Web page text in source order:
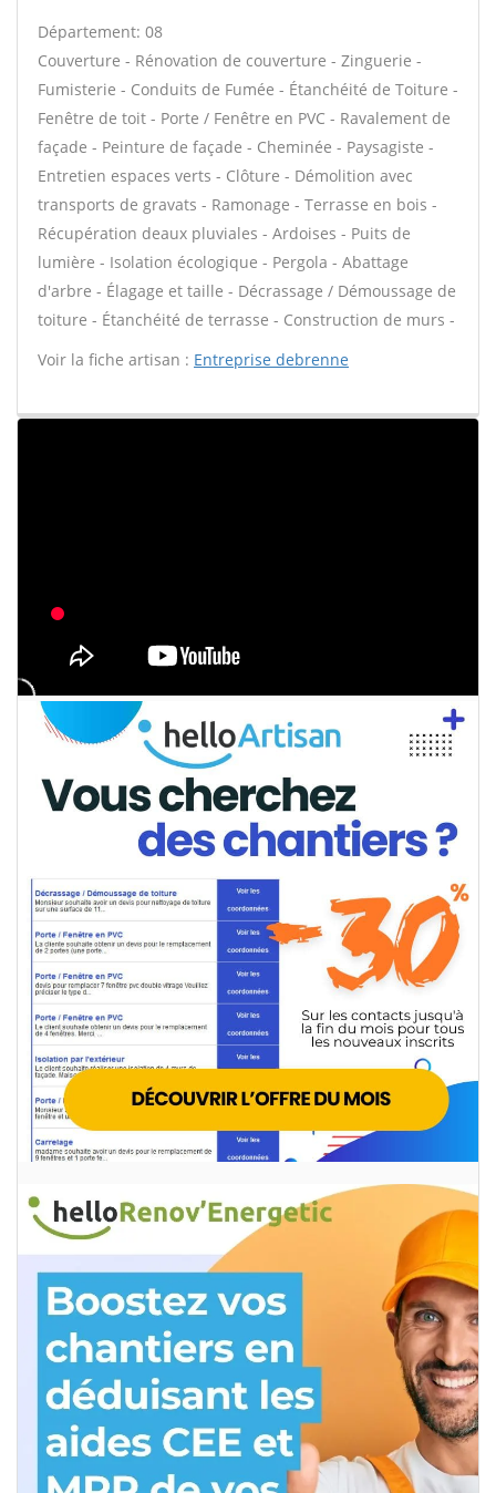
Département: 08
Couverture - Rénovation de couverture - Zinguerie -
Fumisterie - Conduits de Fumée - Étanchéité de Toiture -
Fenêtre de toit - Porte / Fenêtre en PVC - Ravalement de
façade - Peinture de façade - Cheminée - Paysagiste -
Entretien espaces verts - Clôture - Démolition avec
transports de gravats - Ramonage - Terrasse en bois -
Récupération deaux pluviales - Ardoises - Puits de
lumière - Isolation écologique - Pergola - Abattage
d'arbre - Élagage et taille - Décrassage / Démoussage de
toiture - Étanchéité de terrasse - Construction de murs -
Voir la fiche artisan : Entreprise debrenne